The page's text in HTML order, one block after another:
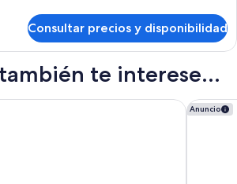
Consultar precios y disponibilidad
te interese...
San Sebastián, Curio Collection by
Anuncio
Pierre &